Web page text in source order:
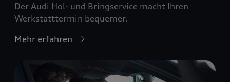
Der Audi Hol- und Bringservice macht Ihren
Werkstatttermin bequemer.
Mehr erfahren